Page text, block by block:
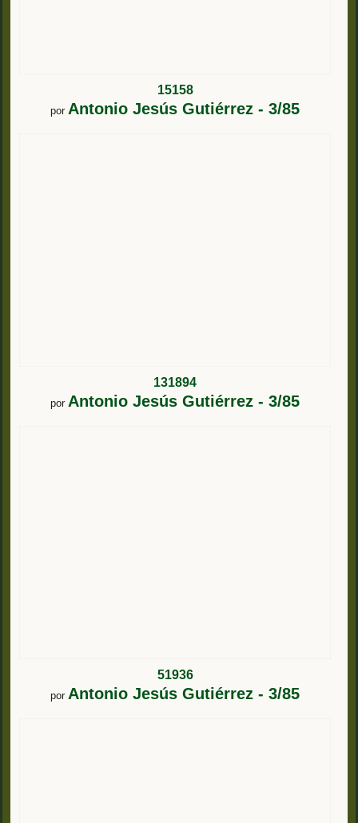
15158
por Antonio Jesús Gutiérrez - 3/85
131894
por Antonio Jesús Gutiérrez - 3/85
51936
por Antonio Jesús Gutiérrez - 3/85